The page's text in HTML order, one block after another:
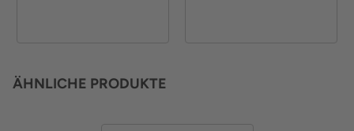
ÄHNLICHE PRODUKTE